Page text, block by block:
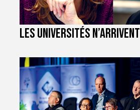
Les universités